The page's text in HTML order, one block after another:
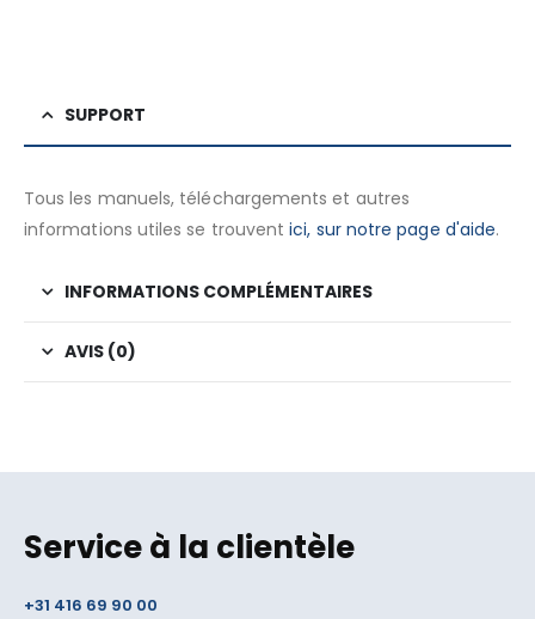
SUPPORT
Tous les manuels, téléchargements et autres
informations utiles se trouventici, sur notre page d'aide.
INFORMATIONS COMPLÉMENTAIRES
AVIS (0)
Service à la clientèle
+31 416 69 90 00